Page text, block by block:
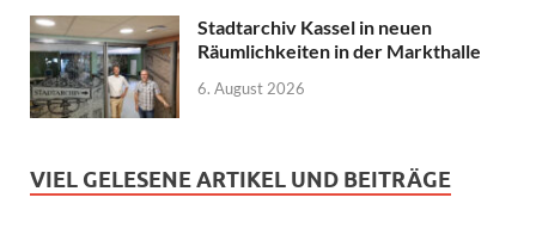
Stadtarchiv Kassel in neuen
Räumlichkeiten in der Markthalle
6. August 2026
VIEL GELESENE ARTIKEL UND BEITRÄGE